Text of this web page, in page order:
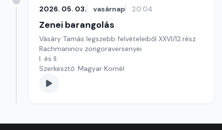
2026. 05. 03. vasárnap 20:04
Zenei barangolás
Vásáry Tamás legszebb felvételeiből XXVI/12.rész
Rachmaninov zongoraversenyei
I. és II.
Szerkesztő: Magyar Kornél